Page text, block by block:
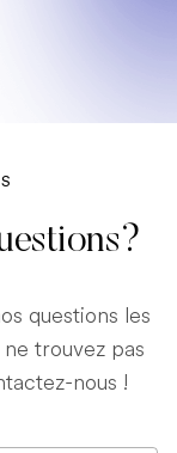
questions les
trouvez pas
nous !